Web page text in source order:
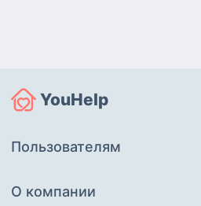
YouHelp
Пользователям
О компании